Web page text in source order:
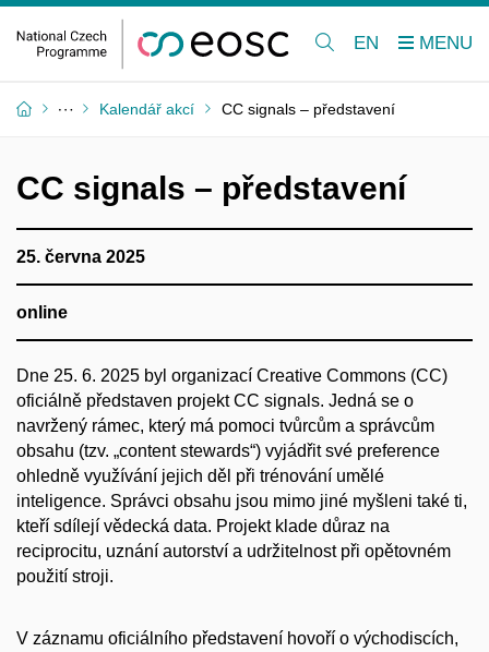
EN
Kalendář akcí CC signals – představení
CC signals – představení
25. června 2025
online
Dne 25. 6. 2025 byl organizací Creative Commons (CC)
oficiálně představen projekt CC signals. Jedná se o
navržený rámec, který má pomoci tvůrcům a správcům
obsahu (tzv. „content stewards“) vyjádřit své preference
ohledně využívání jejich děl při trénování umělé
inteligence. Správci obsahu jsou mimo jiné myšleni také ti,
kteří sdílejí vědecká data. Projekt klade důraz na
reciprocitu, uznání autorství a udržitelnost při opětovném
použití stroji.
V záznamu oficiálního představení hovoří o východiscích,